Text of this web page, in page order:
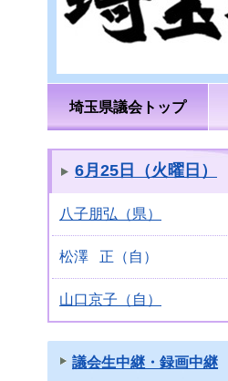
埼玉県議会トップ
6月25日（火曜日）
八子朋弘（県）
松澤 正（自）
山口京子（自）
議会生中継・録画中継